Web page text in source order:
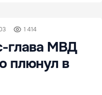
1 414
глава МВД
плюнул в